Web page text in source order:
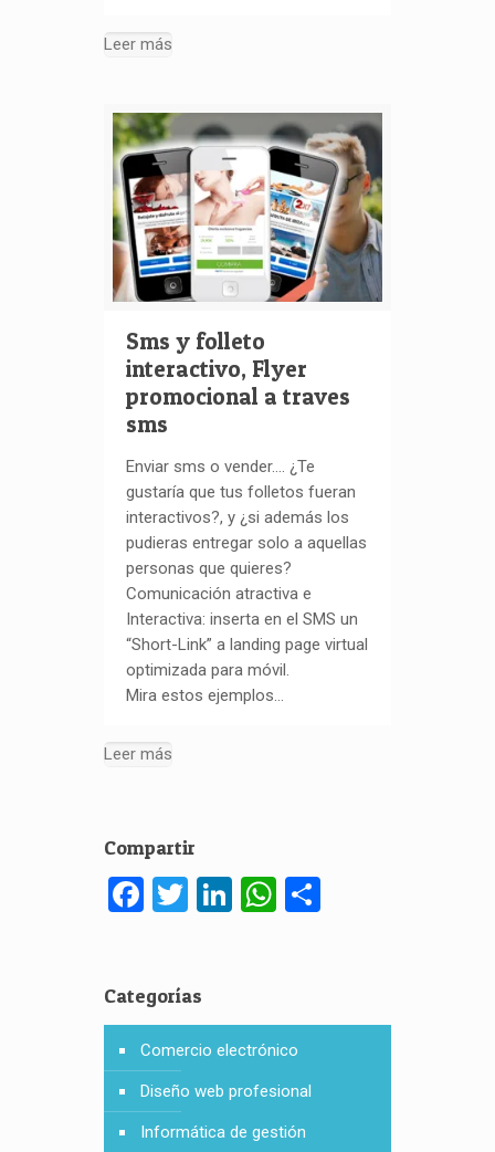
Leer más
Sms y folleto
interactivo, Flyer
promocional a traves
sms
Enviar sms o vender…. ¿Te
gustaría que tus folletos fueran
interactivos?, y ¿si además los
pudieras entregar solo a aquellas
personas que quieres?
Comunicación atractiva e
Interactiva: inserta en el SMS un
“Short-Link” a landing page virtual
optimizada para móvil.
Mira estos ejemplos…
Leer más
Compartir
Facebook
Twitter
LinkedIn
WhatsApp
Categorías
Comercio electrónico
Diseño web profesional
Informática de gestión